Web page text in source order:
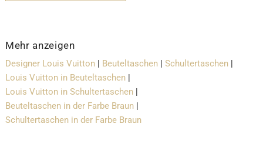
Mehr anzeigen
Designer Louis Vuitton Beuteltaschen Schultertaschen
Louis Vuitton in Beuteltaschen
Louis Vuitton in Schultertaschen
Beuteltaschen in der Farbe Braun
Schultertaschen in der Farbe Braun